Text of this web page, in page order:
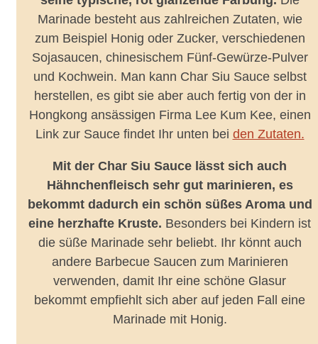
Marinade besteht aus zahlreichen Zutaten, wie
zum Beispiel Honig oder Zucker, verschiedenen
Sojasaucen, chinesischem Fünf-Gewürze-Pulver
und Kochwein. Man kann Char Siu Sauce selbst
herstellen, es gibt sie aber auch fertig von der in
Hongkong ansässigen Firma Lee Kum Kee, einen
Link zur Sauce findet Ihr unten bei den Zutaten.
Mit der Char Siu Sauce lässt sich auch
Hähnchenfleisch sehr gut marinieren, es
bekommt dadurch ein schön süßes Aroma und
eine herzhafte Kruste. Besonders bei Kindern ist
die süße Marinade sehr beliebt. Ihr könnt auch
andere Barbecue Saucen zum Marinieren
verwenden, damit Ihr eine schöne Glasur
bekommt empfiehlt sich aber auf jeden Fall eine
Marinade mit Honig.